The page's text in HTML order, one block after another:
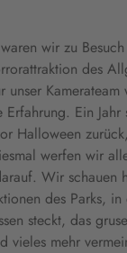
wir zu
des
unser
Erfahrung. Ein
Halloween
werfen wir
Wir schauen
des Parks,
steckt, das
vieles mehr